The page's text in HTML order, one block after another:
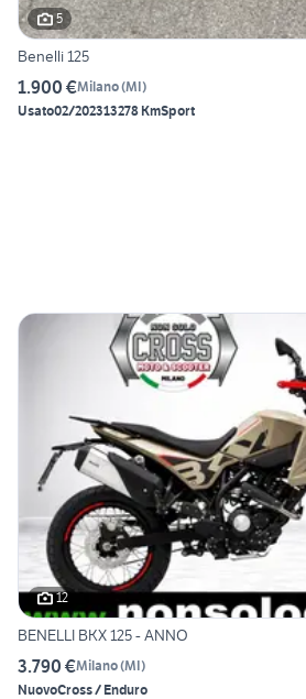
5
Benelli 125
1.900 €Milano(MI)
Usato02/202313278 KmSport
12
BENELLI BKX 125 - ANNO
3.790 €Milano(MI)
NuovoCross / Enduro